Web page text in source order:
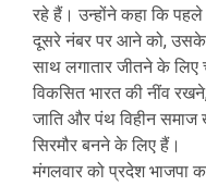
रहे हैं। उन्होंने कहा कि
दूसरे नंबर पर आने को, उसके
साथ लगातार जीतने के
विकसित भारत की नींव
जाति और पंथ विहीन समाज
सिरमौर बनने के लिए हैं।
मंगलवार को प्रदेश भाजपा